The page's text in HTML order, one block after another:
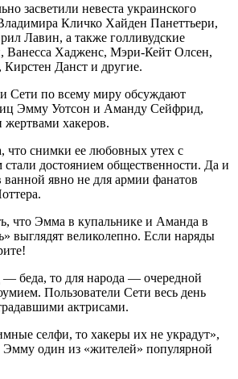
засветили невеста украинского
Кличко Хайден Панеттьери,
Лавин, а также голливудские
Ванесса Хадженс, Мэри-Кейт Олсен,
Данст и другие.
Сети по всему миру обсуждают
Эмму Уотсон и Аманду Сейфрид,
хакеров.
что снимки ее любовных утех с
достоянием общественности. Да и
явно не для армии фанатов
что Эмма в купальнике и Аманда в
выглядят великолепно. Если наряды
— беда, то для народа — очередной
Пользователи Сети весь день
актрисами.
селфи, то хакеры их не украдут»,
один из «жителей» популярной